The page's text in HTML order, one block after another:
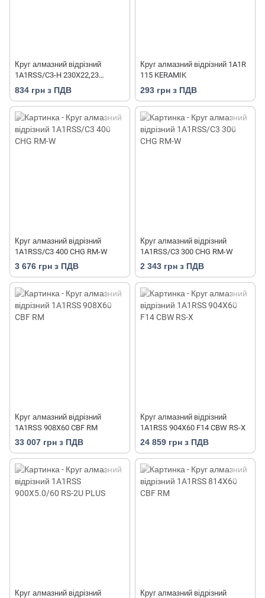
Круг алмазний відрізний
1A1RSS/C3-H 230X22,23
BAUMESSER ZIEGELSTEIN PRO
834 грн з ПДВ
Круг алмазний відрізний 1A1R
115 KERAMIK
293 грн з ПДВ
Круг алмазний відрізний
1A1RSS/C3 400 CHG RM-W
3 676 грн з ПДВ
Круг алмазний відрізний
1A1RSS/C3 300 CHG RM-W
2 343 грн з ПДВ
Круг алмазний відрізний
1A1RSS 908X60 CBF RM
33 007 грн з ПДВ
Круг алмазний відрізний
1A1RSS 904X60 F14 CBW RS-X
24 859 грн з ПДВ
Круг алмазний відрізний
Круг алмазний відрізний